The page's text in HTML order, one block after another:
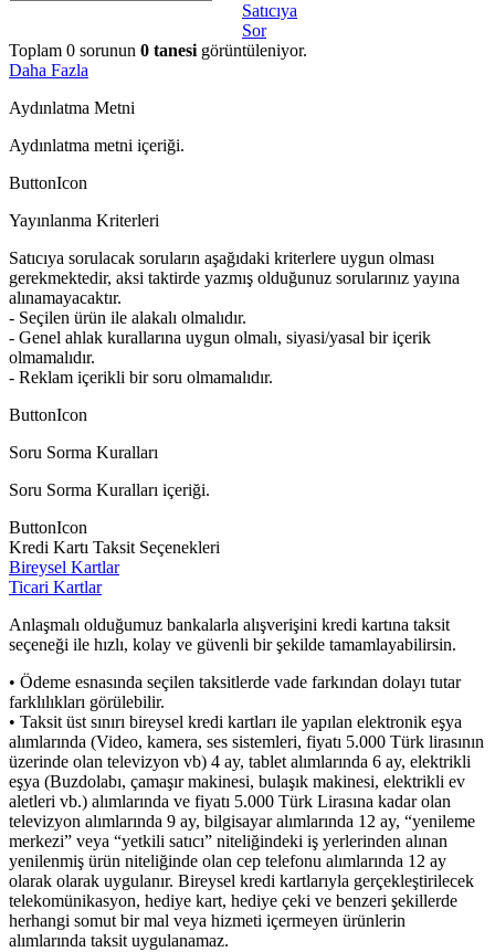
Satıcıya
Sor
Toplam 0 sorunun 0 tanesi görüntüleniyor.
Daha Fazla
Aydınlatma Metni
Aydınlatma metni içeriği.
ButtonIcon
Yayınlanma Kriterleri
Satıcıya sorulacak soruların aşağıdaki kriterlere uygun olması
gerekmektedir, aksi taktirde yazmış olduğunuz sorularınız yayına
alınamayacaktır.
- Seçilen ürün ile alakalı olmalıdır.
- Genel ahlak kurallarına uygun olmalı, siyasi/yasal bir içerik
olmamalıdır.
- Reklam içerikli bir soru olmamalıdır.
ButtonIcon
Soru Sorma Kuralları
Soru Sorma Kuralları içeriği.
ButtonIcon
Kredi Kartı Taksit Seçenekleri
Bireysel Kartlar
Ticari Kartlar
Anlaşmalı olduğumuz bankalarla alışverişini kredi kartına taksit
seçeneği ile hızlı, kolay ve güvenli bir şekilde tamamlayabilirsin.
• Ödeme esnasında seçilen taksitlerde vade farkından dolayı tutar
farklılıkları görülebilir.
• Taksit üst sınırı bireysel kredi kartları ile yapılan elektronik eşya
alımlarında (Video, kamera, ses sistemleri, fiyatı 5.000 Türk lirasının
üzerinde olan televizyon vb) 4 ay, tablet alımlarında 6 ay, elektrikli
eşya (Buzdolabı, çamaşır makinesi, bulaşık makinesi, elektrikli ev
aletleri vb.) alımlarında ve fiyatı 5.000 Türk Lirasına kadar olan
televizyon alımlarında 9 ay, bilgisayar alımlarında 12 ay, “yenileme
merkezi” veya “yetkili satıcı” niteliğindeki iş yerlerinden alınan
yenilenmiş ürün niteliğinde olan cep telefonu alımlarında 12 ay
olarak olarak uygulanır. Bireysel kredi kartlarıyla gerçekleştirilecek
telekomünikasyon, hediye kart, hediye çeki ve benzeri şekillerde
herhangi somut bir mal veya hizmeti içermeyen ürünlerin
alımlarında taksit uygulanamaz.